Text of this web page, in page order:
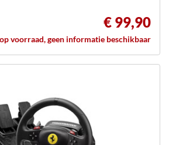
€ 99,90
voorraad, geen informatie beschikbaar